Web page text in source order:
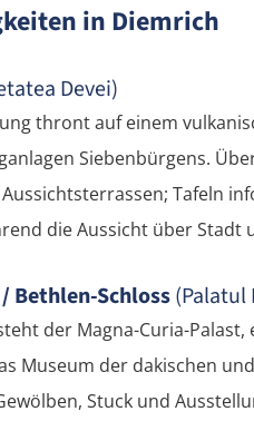
in Diemrich
Devei)
thront auf einem
Siebenbürgens.
Tafeln
die Aussicht über Stadt
Bethlen-Schloss(Palatul
der Magna-Curia-
Museum der dakischen
Stuck und